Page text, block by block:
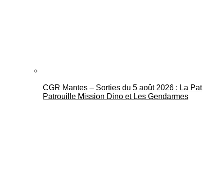
CGR Mantes – Sorties du 5 août 2026 : La Pat
Patrouille Mission Dino et Les Gendarmes